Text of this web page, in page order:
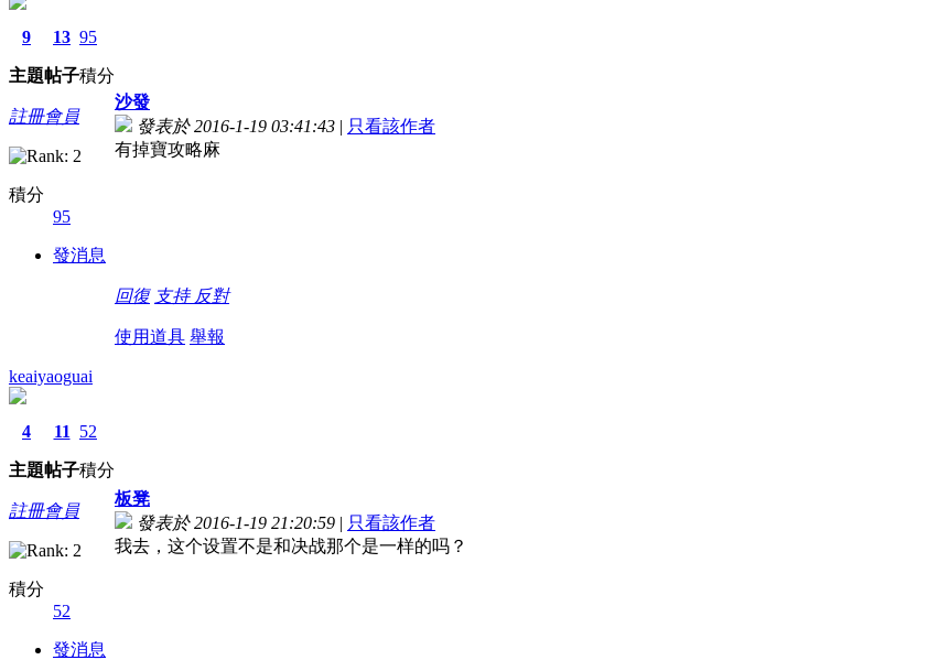
9
主題
13
帖子
95
積分
註冊會員
積分
95
發消息
沙發
發表於 2016-1-19 03:41:43 | 只看該作者
有掉寶攻略麻
回復 支持 反對
使用道具 舉報
keaiyaoguai
4
主題
11
帖子
52
積分
註冊會員
積分
52
發消息
板凳
發表於 2016-1-19 21:20:59 | 只看該作者
我去，这个设置不是和决战那个是一样的吗？